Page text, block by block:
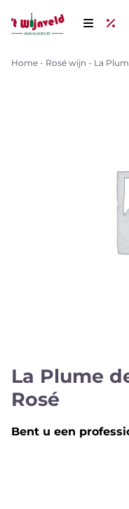
Home - Rosé wijn - La
La Plume
Rosé
Bent u een